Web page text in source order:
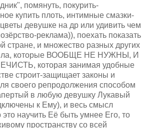
помянуть, покурить-
купить плоть, интимные смазки-
девушке на др или удивить чем
реклама)), поехать показать
стране, и множество разных других
Зла, которые ВООБЩЕ НЕ НУЖНЫ, И
которая занимая удобные
строит-защищает законы и
своего репродолжения способом
в любую девушку Лукавый
к Ему), и весь смысл
научить Её быть умнее Его, то
пространству со всей